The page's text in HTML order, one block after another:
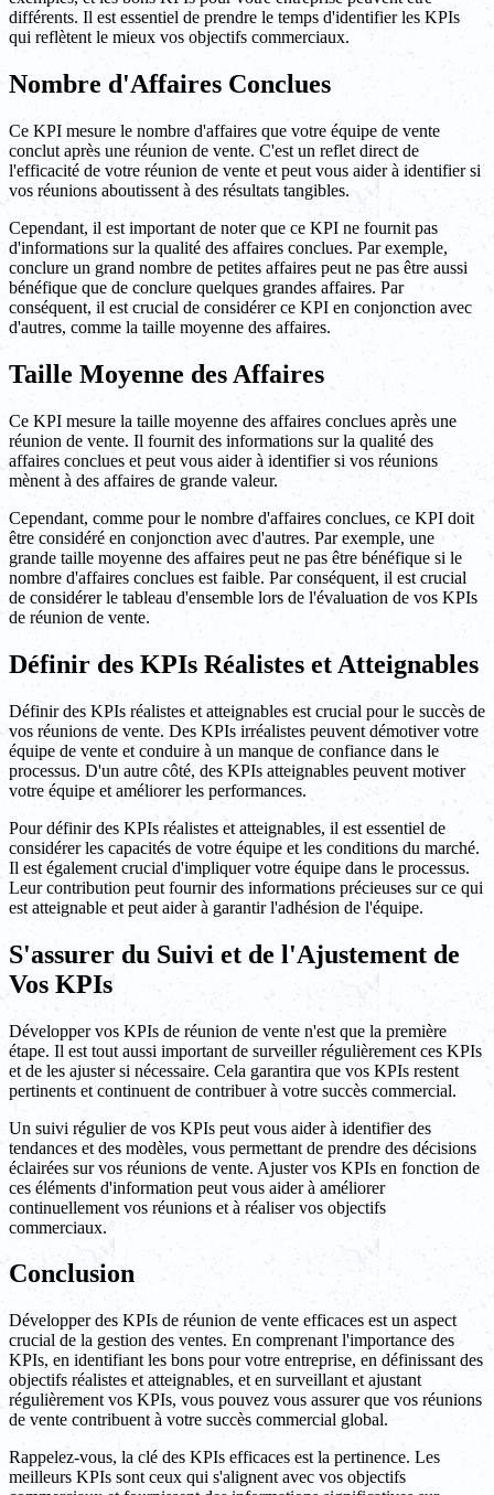
différents. Il est essentiel de prendre le temps d'identifier les KPIs
qui reflètent le mieux vos objectifs commerciaux.
Nombre d'Affaires Conclues
Ce KPI mesure le nombre d'affaires que votre équipe de vente
conclut après une réunion de vente. C'est un reflet direct de
l'efficacité de votre réunion de vente et peut vous aider à identifier si
vos réunions aboutissent à des résultats tangibles.
Cependant, il est important de noter que ce KPI ne fournit pas
d'informations sur la qualité des affaires conclues. Par exemple,
conclure un grand nombre de petites affaires peut ne pas être aussi
bénéfique que de conclure quelques grandes affaires. Par
conséquent, il est crucial de considérer ce KPI en conjonction avec
d'autres, comme la taille moyenne des affaires.
Taille Moyenne des Affaires
Ce KPI mesure la taille moyenne des affaires conclues après une
réunion de vente. Il fournit des informations sur la qualité des
affaires conclues et peut vous aider à identifier si vos réunions
mènent à des affaires de grande valeur.
Cependant, comme pour le nombre d'affaires conclues, ce KPI doit
être considéré en conjonction avec d'autres. Par exemple, une
grande taille moyenne des affaires peut ne pas être bénéfique si le
nombre d'affaires conclues est faible. Par conséquent, il est crucial
de considérer le tableau d'ensemble lors de l'évaluation de vos KPIs
de réunion de vente.
Définir des KPIs Réalistes et Atteignables
Définir des KPIs réalistes et atteignables est crucial pour le succès de
vos réunions de vente. Des KPIs irréalistes peuvent démotiver votre
équipe de vente et conduire à un manque de confiance dans le
processus. D'un autre côté, des KPIs atteignables peuvent motiver
votre équipe et améliorer les performances.
Pour définir des KPIs réalistes et atteignables, il est essentiel de
considérer les capacités de votre équipe et les conditions du marché.
Il est également crucial d'impliquer votre équipe dans le processus.
Leur contribution peut fournir des informations précieuses sur ce qui
est atteignable et peut aider à garantir l'adhésion de l'équipe.
S'assurer du Suivi et de l'Ajustement de
Vos KPIs
Développer vos KPIs de réunion de vente n'est que la première
étape. Il est tout aussi important de surveiller régulièrement ces KPIs
et de les ajuster si nécessaire. Cela garantira que vos KPIs restent
pertinents et continuent de contribuer à votre succès commercial.
Un suivi régulier de vos KPIs peut vous aider à identifier des
tendances et des modèles, vous permettant de prendre des décisions
éclairées sur vos réunions de vente. Ajuster vos KPIs en fonction de
ces éléments d'information peut vous aider à améliorer
continuellement vos réunions et à réaliser vos objectifs
commerciaux.
Conclusion
Développer des KPIs de réunion de vente efficaces est un aspect
crucial de la gestion des ventes. En comprenant l'importance des
KPIs, en identifiant les bons pour votre entreprise, en définissant des
objectifs réalistes et atteignables, et en surveillant et ajustant
régulièrement vos KPIs, vous pouvez vous assurer que vos réunions
de vente contribuent à votre succès commercial global.
Rappelez-vous, la clé des KPIs efficaces est la pertinence. Les
meilleurs KPIs sont ceux qui s'alignent avec vos objectifs